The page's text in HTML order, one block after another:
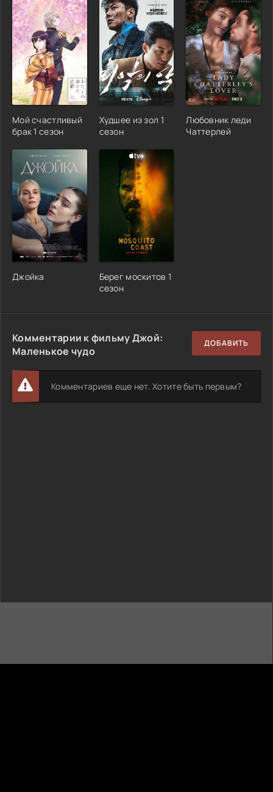
Мой счастливый
брак 1 сезон
Худшее из зол 1
сезон
Любовник леди
Чаттерлей
Джойка
Берег москитов 1
сезон
Комментарии к фильму Джой:
Маленькое чудо
ДОБАВИТЬ
Комментариев еще нет. Хотите быть первым?